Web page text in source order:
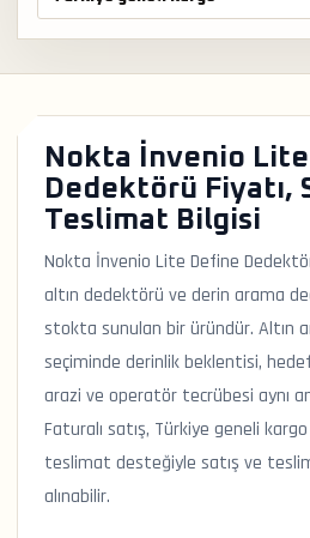
Nokta İnvenio
Dedektörü Fiyatı,
Teslimat Bilgisi
Nokta İnvenio Lite Define
altın dedektörü ve derin arama
stokta sunulan bir üründür. Altın
seçiminde derinlik beklentisi,
arazi ve operatör tecrübesi aynı
Faturalı satış, Türkiye geneli
teslimat desteğiyle satış ve
alınabilir.